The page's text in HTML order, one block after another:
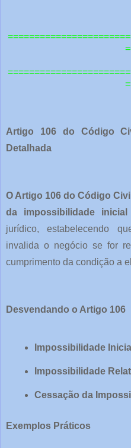
Artigo 106 do Código
Detalhada
O Artigo 106 do Código
da impossibilidade
jurídico, estabelecendo
invalida o negócio se for
cumprimento da condição a
Desvendando o Artigo 106
Impossibilidade
Impossibilidade
Cessação da
Exemplos Práticos